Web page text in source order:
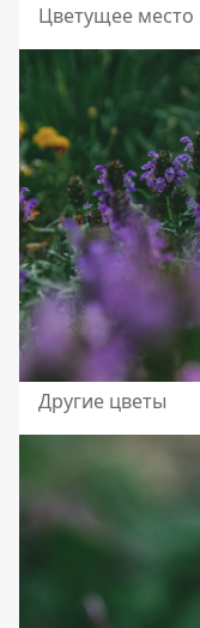
Цветущее место
Другие цветы